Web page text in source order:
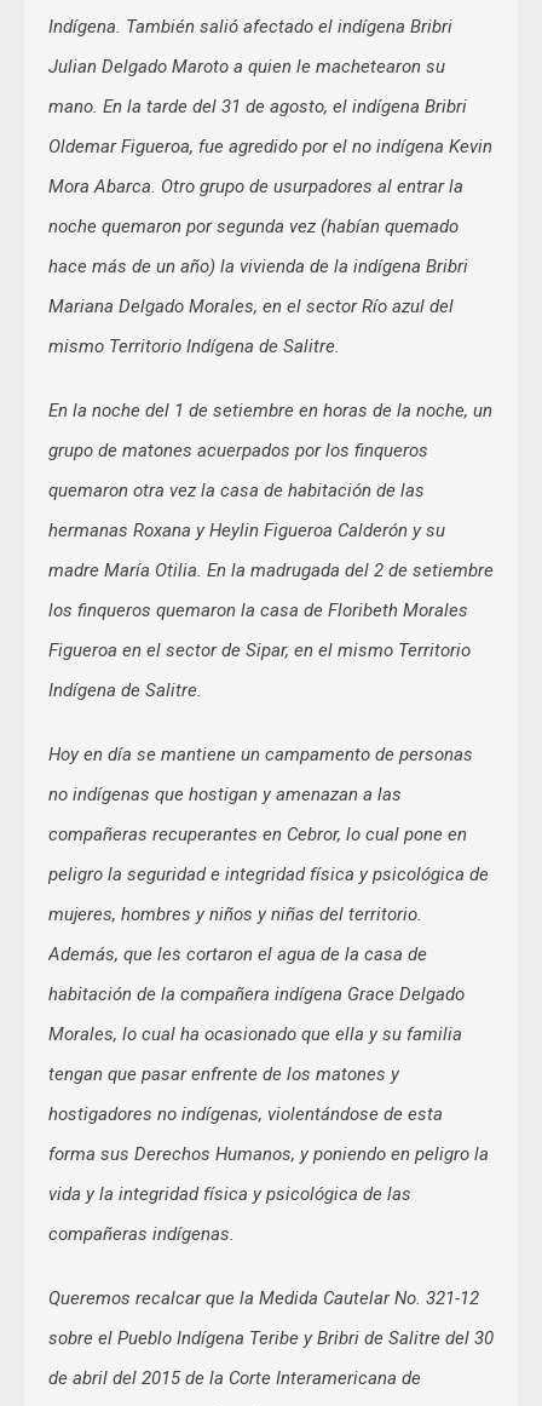
Indígena. También salió afectado el indígena Bribri
Julian Delgado Maroto a quien le machetearon su
mano. En la tarde del 31 de agosto, el indígena Bribri
Oldemar Figueroa, fue agredido por el no indígena Kevin
Mora Abarca. Otro grupo de usurpadores al entrar la
noche quemaron por segunda vez (habían quemado
hace más de un año) la vivienda de la indígena Bribri
Mariana Delgado Morales, en el sector Río azul del
mismo Territorio Indígena de Salitre.
En la noche del 1 de setiembre en horas de la noche, un
grupo de matones acuerpados por los finqueros
quemaron otra vez la casa de habitación de las
hermanas Roxana y Heylin Figueroa Calderón y su
madre María Otilia. En la madrugada del 2 de setiembre
los finqueros quemaron la casa de Floribeth Morales
Figueroa en el sector de Sipar, en el mismo Territorio
Indígena de Salitre.
Hoy en día se mantiene un campamento de personas
no indígenas que hostigan y amenazan a las
compañeras recuperantes en Cebror, lo cual pone en
peligro la seguridad e integridad física y psicológica de
mujeres, hombres y niños y niñas del territorio.
Además, que les cortaron el agua de la casa de
habitación de la compañera indígena Grace Delgado
Morales, lo cual ha ocasionado que ella y su familia
tengan que pasar enfrente de los matones y
hostigadores no indígenas, violentándose de esta
forma sus Derechos Humanos, y poniendo en peligro la
vida y la integridad física y psicológica de las
compañeras indígenas.
Queremos recalcar que la Medida Cautelar No. 321-12
sobre el Pueblo Indígena Teribe y Bribri de Salitre del 30
de abril del 2015 de la Corte Interamericana de